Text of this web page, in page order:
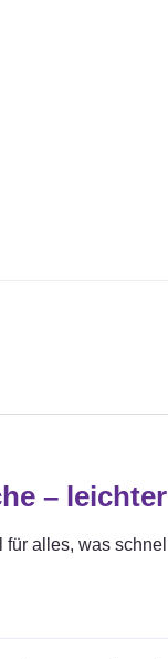
–
alles, was